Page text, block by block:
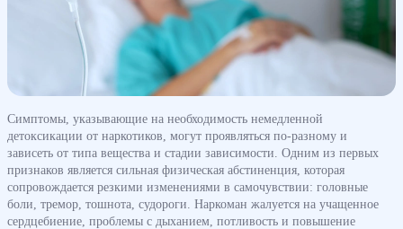
Симптомы, указывающие на необходимость немедленной
детоксикации от наркотиков, могут проявляться по-разному и
зависеть от типа вещества и стадии зависимости. Одним из первых
признаков является сильная физическая абстиненция, которая
сопровождается резкими изменениями в самочувствии: головные
боли, тремор, тошнота, судороги. Наркоман жалуется на учащенное
сердцебиение, проблемы с дыханием, потливость и повышение